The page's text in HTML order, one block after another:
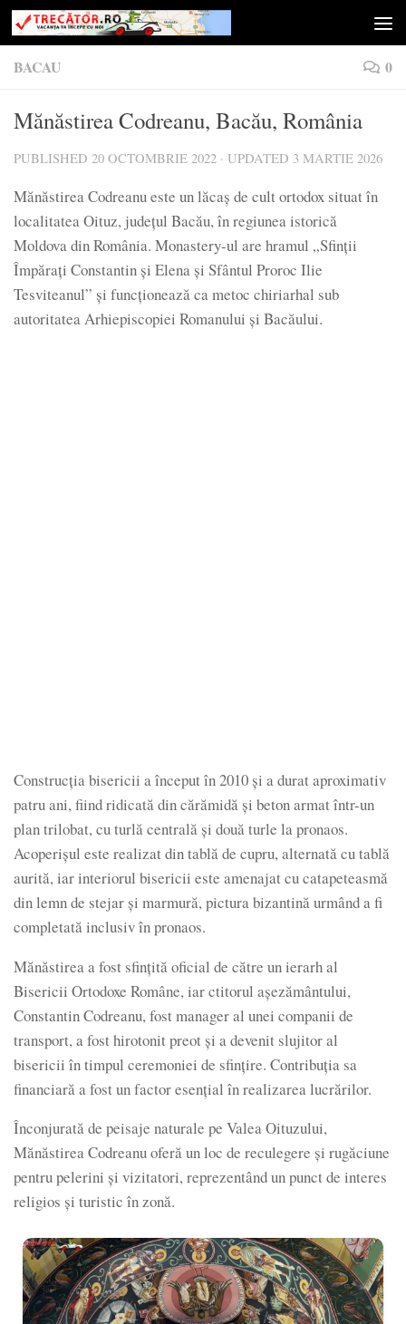
Skip to content
BACAU 0
Mănăstirea Codreanu, Bacău, România
PUBLISHED 20 OCTOMBRIE 2022 · UPDATED 3 MARTIE 2026
Mănăstirea Codreanu este un lăcaş de cult ortodox situat în
localitatea Oituz, judeţul Bacău, în regiunea istorică
Moldova din România. Monastery-ul are hramul „Sfinţii
Împăraţi Constantin şi Elena şi Sfântul Proroc Ilie
Tesviteanul” şi funcţionează ca metoc chiriarhal sub
autoritatea Arhiepiscopiei Romanului şi Bacăului.
Construcţia bisericii a început în 2010 şi a durat aproximativ
patru ani, fiind ridicată din cărămidă şi beton armat într-un
plan trilobat, cu turlă centrală şi două turle la pronaos.
Acoperişul este realizat din tablă de cupru, alternată cu tablă
aurită, iar interiorul bisericii este amenajat cu catapeteasmă
din lemn de stejar şi marmură, pictura bizantină urmând a fi
completată inclusiv în pronaos.
Mănăstirea a fost sfinţită oficial de către un ierarh al
Bisericii Ortodoxe Române, iar ctitorul aşezământului,
Constantin Codreanu, fost manager al unei companii de
transport, a fost hirotonit preot şi a devenit slujitor al
bisericii în timpul ceremoniei de sfinţire. Contribuţia sa
financiară a fost un factor esenţial în realizarea lucrărilor.
Înconjurată de peisaje naturale pe Valea Oituzului,
Mănăstirea Codreanu oferă un loc de reculegere şi rugăciune
pentru pelerini şi vizitatori, reprezentând un punct de interes
religios şi turistic în zonă.